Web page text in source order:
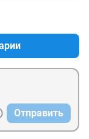
Отправить